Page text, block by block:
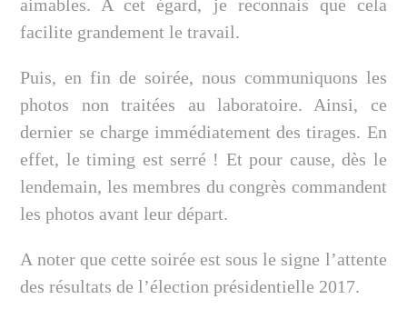
aimables. A cet égard, je reconnais que cela
facilite grandement le travail.
Puis, en fin de soirée, nous communiquons les
photos non traitées au laboratoire. Ainsi, ce
dernier se charge immédiatement des tirages. En
effet, le timing est serré ! Et pour cause, dès le
lendemain, les membres du congrès commandent
les photos avant leur départ.
A noter que cette soirée est sous le signe l’attente
des résultats de l’élection présidentielle 2017.